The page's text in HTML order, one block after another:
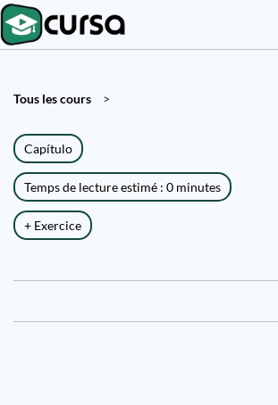
Tous les cours >
Capítulo
Temps de lecture estimé : 0 minutes
+ Exercice